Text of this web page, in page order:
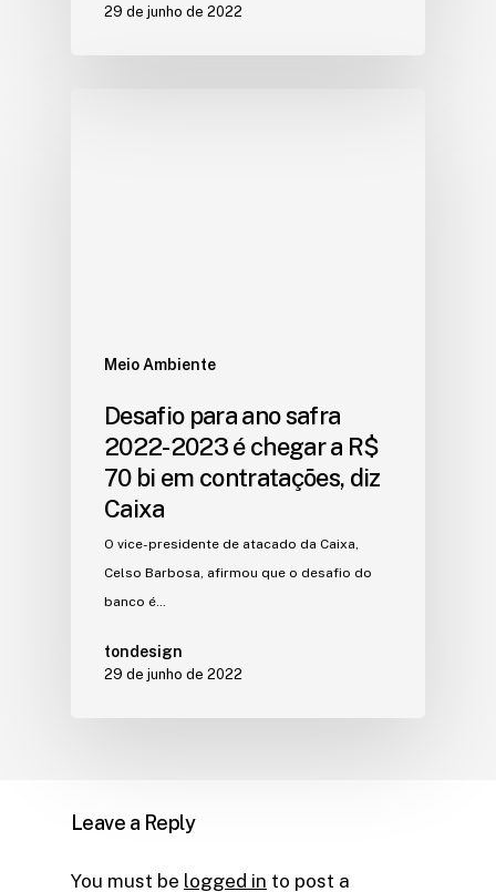
29 de junho de 2022
Meio Ambiente
Desafio para ano safra
2022-2023 é chegar a R$
70 bi em contratações, diz
Caixa
O vice-presidente de atacado da Caixa,
Celso Barbosa, afirmou que o desafio do
banco é…
tondesign
29 de junho de 2022
Leave a Reply
You must be logged in to post a